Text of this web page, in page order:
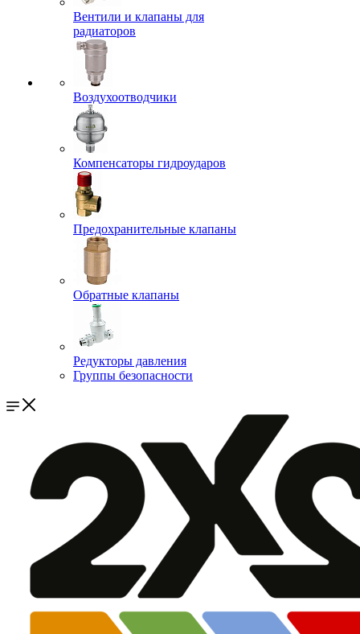
Вентили и клапаны для
радиаторов
Воздухоотводчики
Компенсаторы гидроударов
Предохранительные клапаны
Обратные клапаны
Редукторы давления
Группы безопасности